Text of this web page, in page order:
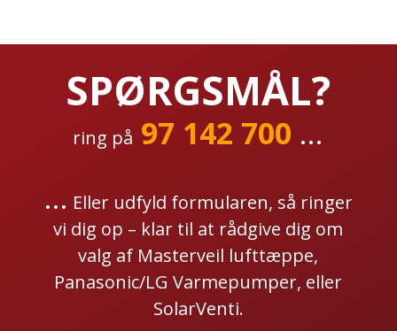
SPØRGSMÅL?
ring på 97 142 700 ...
... Eller udfyld formularen, så ringer
vi dig op – klar til at rådgive dig om
valg af Masterveil lufttæppe,
Panasonic/LG Varmepumper, eller
SolarVenti.